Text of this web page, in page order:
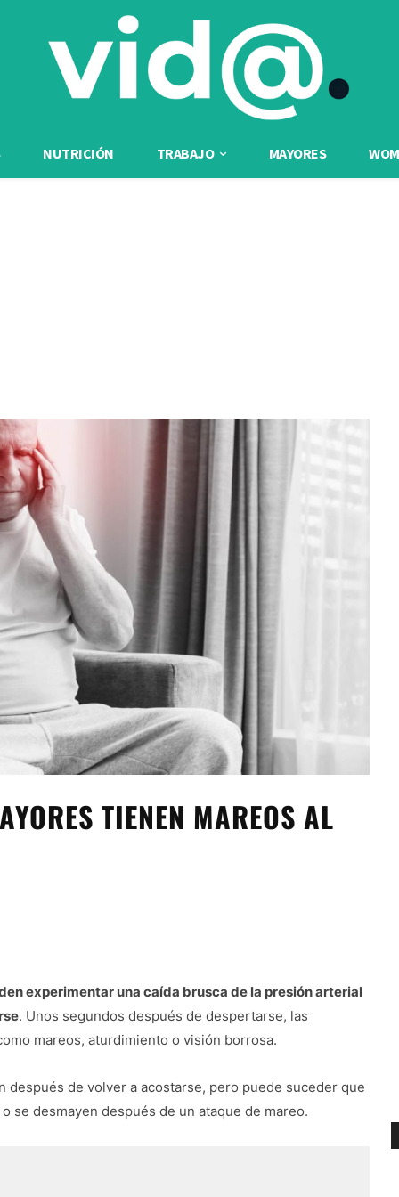
NUTRICIÓN TRABAJO MAYORES
TIENEN MAREOS AL
experimentar una caída brusca de la presión arterial
. Unos segundos después de despertarse, las
mareos, aturdimiento o visión borrosa.
después de volver a acostarse, pero puede suceder que
se desmayen después de un ataque de mareo.